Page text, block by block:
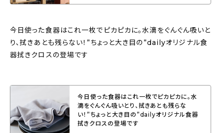
今日使った食器はこれ一枚でピカピカに。水滴をぐんぐん吸いと
り、拭きあとも残らない！”ちょっと大き目の”dailyオリジナル食
器拭きクロスの登場です
今日使った食器はこれ一枚でピカピカに。水
滴をぐんぐん吸いとり、拭きあとも残らな
い！”ちょっと大き目の”dailyオリジナル食器
拭きクロスの登場です